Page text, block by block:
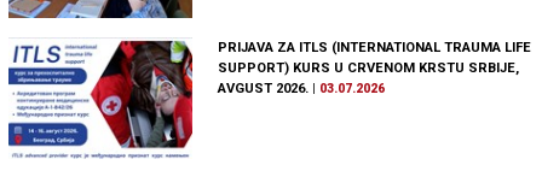
PRIJAVA ZA ITLS (INTERNATIONAL TRAUMA LIFE
SUPPORT) KURS U CRVENOM KRSTU SRBIJE,
AVGUST 2026.
03.07.2026